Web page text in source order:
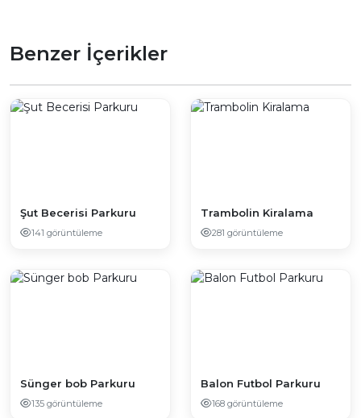
Benzer İçerikler
Şut Becerisi Parkuru
141 görüntüleme
Trambolin Kiralama
281 görüntüleme
Sünger bob Parkuru
135 görüntüleme
Balon Futbol Parkuru
168 görüntüleme